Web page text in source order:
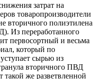
затрат на
товаропроизводители
вторичного полиэтилена
Из переработанного
первосортный и весьма
который по
сырью из
вторичного ПВД
такой же разветвленной